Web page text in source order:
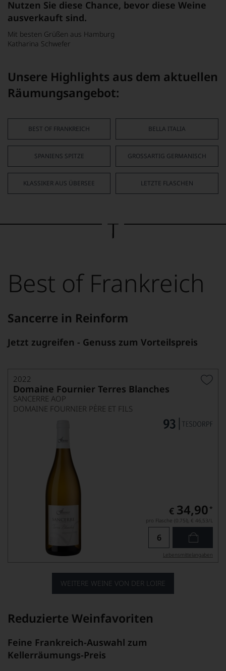
Nutzen Sie diese Chance, bevor diese Weine
ausverkauft sind.
Mit besten Grüßen aus Hamburg
Katharina Schwefer
Unsere Highlights aus dem aktuellen
Räumungsangebot:
BEST OF FRANKREICH BELLA ITALIA
SPANIENS SPITZE GROSSARTIG GERMANISCH
KLASSIKER AUS ÜBERSEE LETZTE FLASCHEN
Best of Frankreich
Sancerre in Reinform
Jetzt zugreifen - Genuss zum Vorteilspreis
2022
Domaine Fournier Terres Blanches
SANCERRE AOP
DOMAINE FOURNIER PÈRE ET FILS
€ 34,90 *
pro Flasche (0.75l), € 46,53/L
Lebensmittel­angaben
WEITERE WEINE VON DER LOIRE
Reduzierte Weinfavoriten
Feine Frankreich-Auswahl zum
Kellerräumungs-Preis